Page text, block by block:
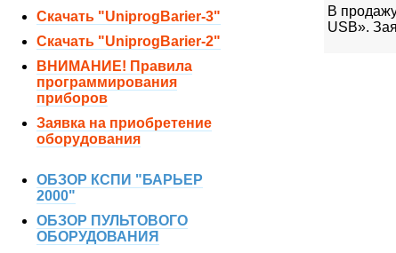
Скачать "UniprogBarier-3"
Скачать "UniprogBarier-2"
ВНИМАНИЕ! Правила
программирования
приборов
Заявка на приобретение
оборудования
ОБЗОР КСПИ "БАРЬЕР
2000"
ОБЗОР ПУЛЬТОВОГО
ОБОРУДОВАНИЯ
В
USB».